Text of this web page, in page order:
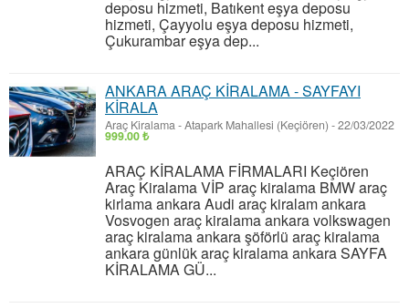
deposu hizmeti, Batıkent eşya deposu
hizmeti, Çayyolu eşya deposu hizmeti,
Çukurambar eşya dep...
ANKARA ARAÇ KİRALAMA - SAYFAYI
KİRALA
Araç Kiralama-Atapark Mahallesi (Keçiören) -22/03/2022
999.00 ₺
ARAÇ KİRALAMA FİRMALARI Keçiören
Araç Kiralama VİP araç kiralama BMW araç
kirlama ankara Audi araç kiralam ankara
Vosvogen araç kiralama ankara volkswagen
araç kiralama ankara şöförlü araç kiralama
ankara günlük araç kiralama ankara SAYFA
KİRALAMA GÜ...